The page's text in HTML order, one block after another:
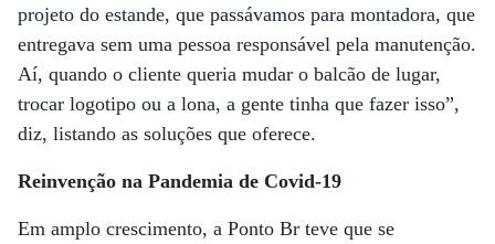
projeto do estande, que passávamos para montadora, que
entregava sem uma pessoa responsável pela manutenção.
Aí, quando o cliente queria mudar o balcão de lugar,
trocar logotipo ou a lona, a gente tinha que fazer isso”,
diz, listando as soluções que oferece.
Reinvenção na Pandemia de Covid-19
Em amplo crescimento, a Ponto Br teve que se